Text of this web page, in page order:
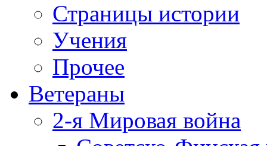
Страницы истории
Учения
Прочее
Ветераны
2-я Мировая война